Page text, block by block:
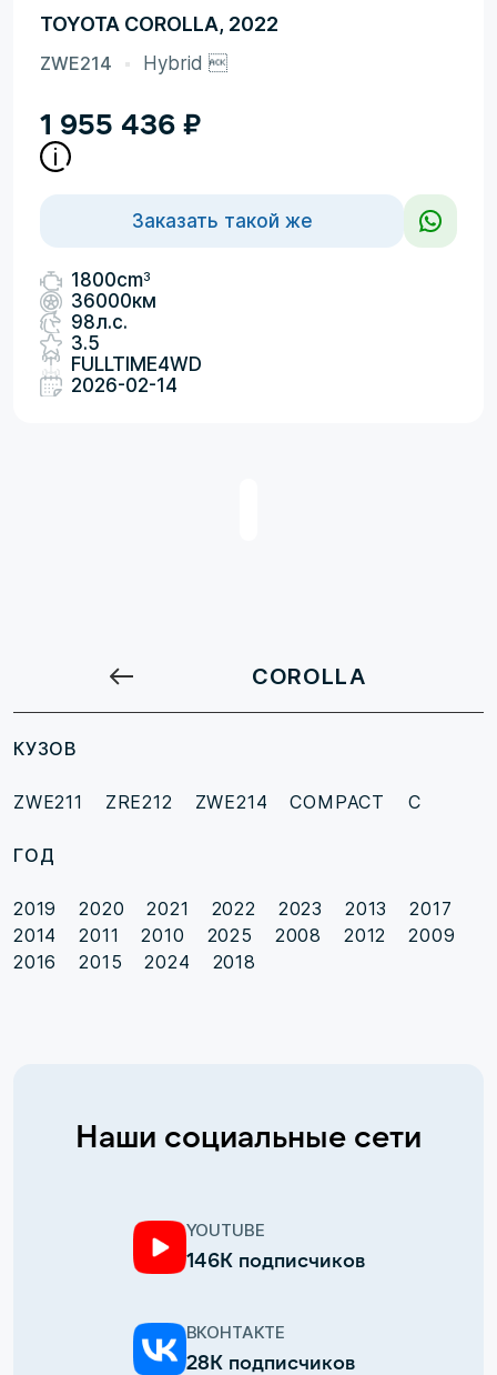
TOYOTA COROLLA, 2022
ZWE214 Hybrid 
1 955 436 ₽
Заказать такой же
1800cm3
36000км
98л.с.
3.5
FULLTIME4WD
2026-02-14
COROLLA
КУЗОВ
ZWE211 ZRE212 ZWE214 COMPACT C
ГОД
2019 2020 2021 2022 2023 2013
2017
2014
2011 2010 2025 2008 2012
2009
2016
2015 2024 2018
Наши социальные сети
YOUTUBE
146К подписчиков
ВКОНТАКТЕ
28К подписчиков